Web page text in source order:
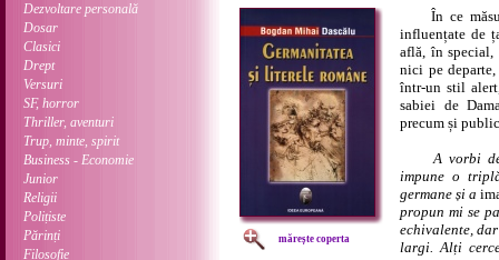
Dezvoltare personală
Dosar
Clasici
Drept
Versuri
SF, horror
Thriller, aventuri
Trup, minte, spirit
Business - Economie
Junior
Religii
Polițiste
Părinți
Filosofie
mărește coperta
În ce
influențate de
află, în special,
nici pe
într-un stil
sabiei de
precum și
A vorbi
impune o
germane și a
propun mi se
echivalente,
largi. Alți